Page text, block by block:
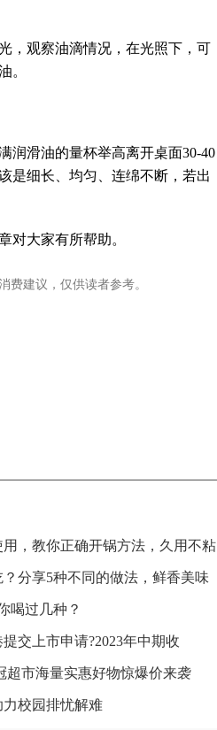
，观察油滴情况，在光照下，可
。
润滑油的量杯举高离开桌面30-40
是细长、均匀、连绵不断，若出
对大家有所帮助。
费建议，仅供读者参考。
，教你正确开锅方法，久用不粘
分享5种不同的做法，鲜香美味
喝过几种？
交上市申请?2023年中期收
超市海量实惠好物惊爆价来袭
校园排忧解难